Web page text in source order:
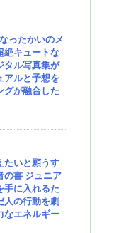
ったかいのメ
絶キュートな
タル写真集が
アルと予想を
グが融合した
たいと願うす
の書 ジュニア
手に入れるた
人の行動を劇
なエネルギー